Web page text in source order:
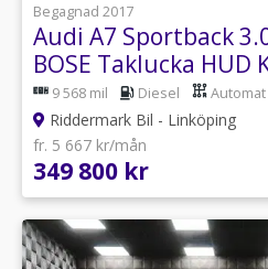
Begagnad 2017
Audi A7 Sportback
BOSE Taklucka HUD
9 568 mil Diesel Automat
Riddermark Bil - Linköping
fr. 5 667 kr/mån
349 800 kr